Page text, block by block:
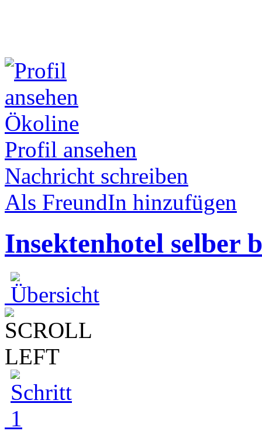
Ökoline
Profil ansehen
Nachricht schreiben
Als FreundIn hinzufügen
Insektenhotel selber